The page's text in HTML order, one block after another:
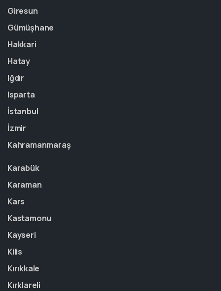
Giresun
Gümüşhane
Hakkari
Hatay
Iğdır
Isparta
İstanbul
İzmir
Kahramanmaraş
Karabük
Karaman
Kars
Kastamonu
Kayseri
Kilis
Kırıkkale
Kırklareli